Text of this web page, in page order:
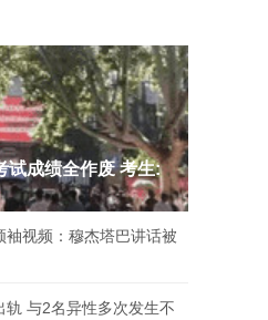
试成绩全作废 考生:
袖视频：穆杰塔巴讲话被
轨 与2名异性多次发生不